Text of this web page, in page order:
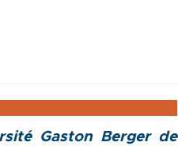
Gaston Berger de